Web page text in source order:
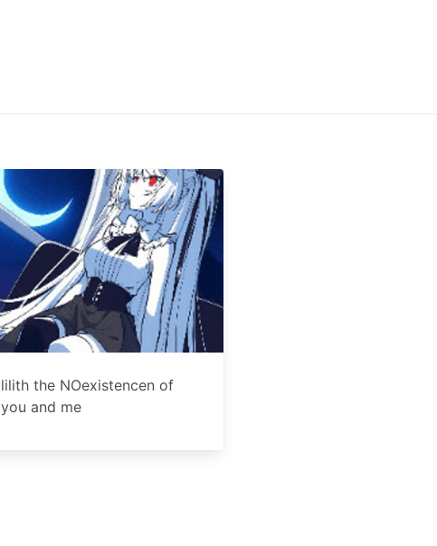
lilith the NOexistencen of
you and me